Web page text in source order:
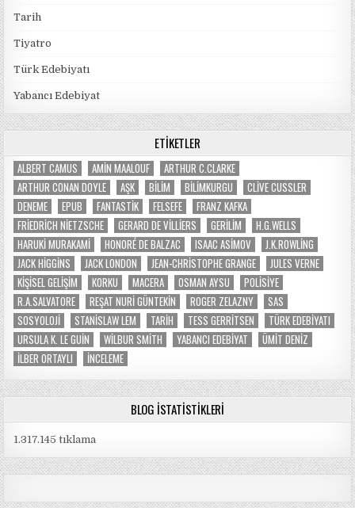
Tarih
Tiyatro
Türk Edebiyatı
Yabancı Edebiyat
ETIKETLER
ALBERT CAMUS AMIN MAALOUF
ARTHUR C.CLARKE
ARTHUR CONAN DOYLE
AŞK BILIM BILIMKURGU
CLIVE CUSSLER
DENEME
EPUB FANTASTIK FELSEFE
FRANZ KAFKA
FRIEDRICH NIETZSCHE
GERARD DE VILLIERS GERILIM
H.G.WELLS
HARUKI MURAKAMI
HONORÉ DE BALZAC ISAAC ASIMOV
J.K.ROWLING
JACK HIGGINS
JACK LONDON JEAN-CHRISTOPHE GRANGE
JULES VERNE
KIŞISEL GELIŞIM
KORKU MACERA OSMAN AYSU
POLISIYE
R.A.SALVATORE
REŞAT NURI GÜNTEKIN ROGER ZELAZNY
SAS
SOSYOLOJI
STANISLAW LEM TARIH TESS GERRITSEN
TÜRK EDEBIYATI
URSULA K. LE GUIN
WILBUR SMITH YABANCI EDEBIYAT
ÜMIT DENIZ
İLBER ORTAYLI
İNCELEME
BLOG İSTATISTIKLERI
1.317.145 tıklama